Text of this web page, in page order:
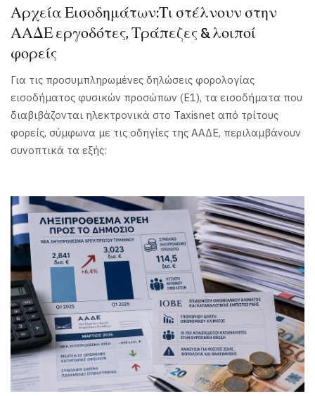
Αρχεία Εισοδημάτων:Τι στέλνουν στην
ΑΑΔΕ εργοδότες, Τράπεζες & λοιποί
φορείς
Για τις προσυμπληρωμένες δηλώσεις φορολογίας
εισοδήματος φυσικών προσώπων (Ε1), τα εισοδήματα που
διαβιβάζονται ηλεκτρονικά στο Taxisnet από τρίτους
φορείς, σύμφωνα με τις οδηγίες της ΑΑΔΕ, περιλαμβάνουν
συνοπτικά τα εξής: